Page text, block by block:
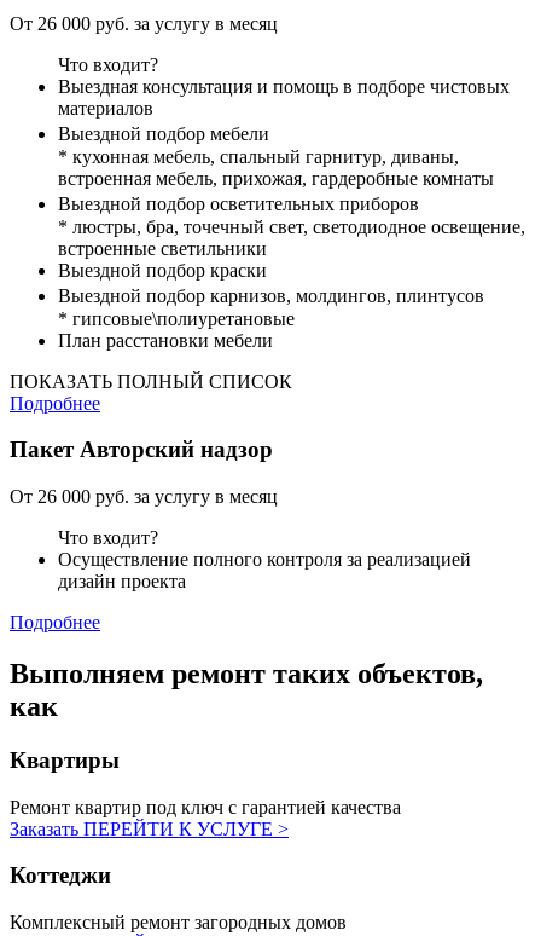
От 26 000 руб. за услугу в месяц
Что входит?
Выездная консультация и помощь в подборе чистовых
материалов
Выездной подбор мебели
* кухонная мебель, спальный гарнитур, диваны,
встроенная мебель, прихожая, гардеробные комнаты
Выездной подбор осветительных приборов
* люстры, бра, точечный свет, светодиодное освещение,
встроенные светильники
Выездной подбор краски
Выездной подбор карнизов, молдингов, плинтусов
* гипсовые\полиуретановые
План расстановки мебели
ПОКАЗАТЬ ПОЛНЫЙ СПИСОК
Подробнее
ПакетАвторский надзор
От 26 000 руб. за услугу в месяц
Что входит?
Осуществление полного контроля за реализацией
дизайн проекта
Подробнее
Выполняем ремонт таких объектов,
как
Квартиры
Ремонт квартир под ключ с гарантией качества
Заказать ПЕРЕЙТИ К УСЛУГЕ >
Коттеджи
Комплексный ремонт загородных домов